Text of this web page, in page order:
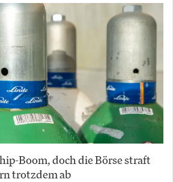
Boom, doch die Börse straft
trotzdem ab